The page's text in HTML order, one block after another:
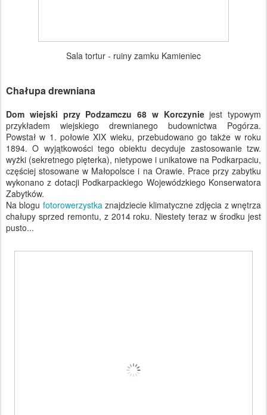
Sala tortur - ruiny zamku Kamieniec
Chałupa drewniana
Dom wiejski przy Podzamczu 68 w Korczyniejest typowym
przykładem wiejskiego drewnianego budownictwa Pogórza.
Powstał w 1. połowie XIX wieku, przebudowano go także w roku
1894. O wyjątkowości tego obiektu decyduje zastosowanie tzw.
wyżki (sekretnego pięterka), nietypowe i unikatowe na Podkarpaciu,
częściej stosowane w Małopolsce i na Orawie. Prace przy zabytku
wykonano z dotacji Podkarpackiego Wojewódzkiego Konserwatora
Zabytków.
Na blogu fotorowerzystka znajdziecie klimatyczne zdjęcia z wnętrza
chałupy sprzed remontu, z 2014 roku. Niestety teraz w środku jest
pusto...